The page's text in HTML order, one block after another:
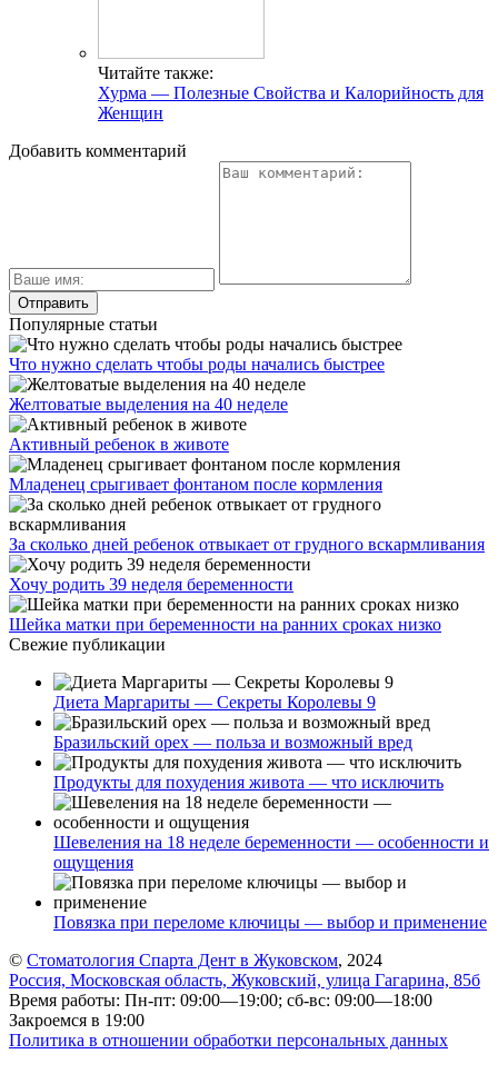
Читайте также:
Хурма — Полезные Свойства и Калорийность для
Женщин
Добавить комментарий
Популярные статьи
Что нужно сделать чтобы роды начались быстрее
Желтоватые выделения на 40 неделе
Активный ребенок в животе
Младенец срыгивает фонтаном после кормления
За сколько дней ребенок отвыкает от грудного вскармливания
Хочу родить 39 неделя беременности
Шейка матки при беременности на ранних сроках низко
Свежие публикации
Диета Маргариты — Секреты Королевы 9
Бразильский орех — польза и возможный вред
Продукты для похудения живота — что исключить
Шевеления на 18 неделе беременности — особенности и
ощущения
Повязка при переломе ключицы — выбор и применение
© Стоматология Спарта Дент в Жуковском, 2024
Россия, Московская область, Жуковский, улица Гагарина, 85б
Время работы: Пн-пт: 09:00—19:00; сб-вс: 09:00—18:00
Закроемся в 19:00
Политика в отношении обработки персональных данных